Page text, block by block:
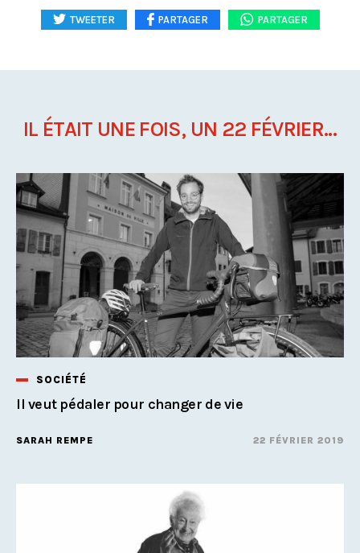
TWEETER PARTAGER PARTAGER
IL ÉTAIT UNE FOIS, UN 22 FÉVRIER...
SOCIÉTÉ
Il veut pédaler pour changer de vie
SARAH REMPE 22 FÉVRIER 2019